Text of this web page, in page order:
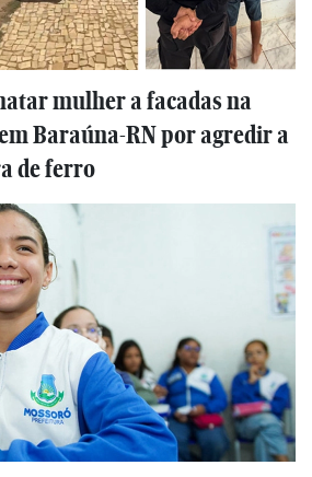
mulher a facadas na
Baraúna-RN por agredir a
de ferro